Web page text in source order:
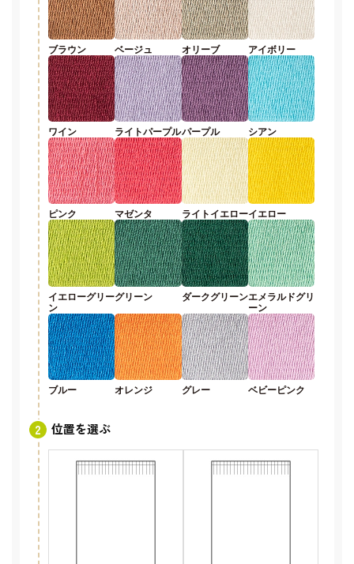
ブラウン ベージュ オリーブ アイボリー
ワイン ライトパープルパープル シアン
ピンク マゼンタ ライトイエローイエロー
イエローグリー
ン
グリーン ダークグリーンエメラルドグリ
ーン
ブルー オレンジ グレー ベビーピンク
位置を選ぶ